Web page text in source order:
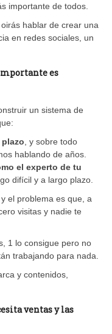
importante de todos.
hablar de crear una
en redes sociales, un
es
un sistema de
, y sobre todo
hablando de años.
el experto de tu
difícil y a largo plazo.
el problema es que, a
visitas y nadie te
1 lo consigue pero no
trabajando para nada.
y contenidos,
ventas y las